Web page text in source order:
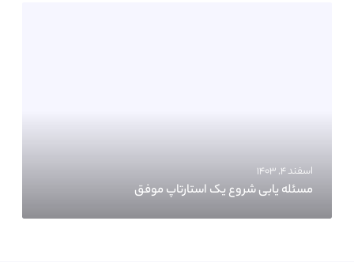
اسفند ۴, ۱۴۰۳
مسئله یابی شروع یک استارتاپ موفق